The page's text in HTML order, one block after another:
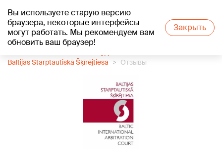
Вы используете старую версию
браузера, некоторые интерфейсы
могут работать. Мы рекомендуем вам
обновить ваш браузер!
Закрыть
+18°C
Baltijas Starptautiskā Šķīrējtiesa
Отзывы